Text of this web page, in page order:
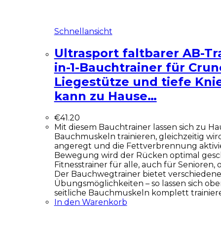
Schnellansicht
Ultrasport faltbarer AB-
in-1-Bauchtrainer für
Liegestütze und tiefe
kann zu Hause…
€41.20
Mit diesem Bauchtrainer lassen sich zu
Bauchmuskeln trainieren, gleichzeitig
angeregt und die Fettverbrennung
Bewegung wird der Rücken optimal
Fitnesstrainer für alle, auch für Senioren,
Der Bauchwegtrainer bietet verschiedene
Übungsmöglichkeiten – so lassen sich
seitliche Bauchmuskeln komplett
In den Warenkorb